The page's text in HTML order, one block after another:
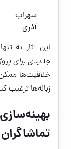
سهراب
آذری
این آثار نه
جدیدی برای
خلاقیت‌ها
زباله‌ها ترغیب
تماشاگران